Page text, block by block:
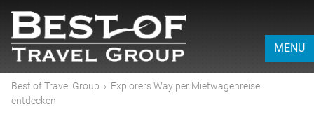
MENU
Best of Travel Group › Explorers Way per Mietwagenreise
entdecken